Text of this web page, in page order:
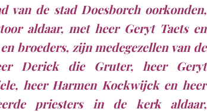
van de stad Doesborch oorkonden,
aldaar, met heer Geryt Taets en
broeders, zijn medegezellen van de
Derick die Gruter, heer Geryt
heer Harmen Kockwijck en heer
priesters in de kerk aldaar,